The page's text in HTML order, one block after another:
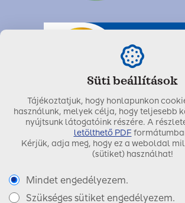
Utolsó módosítás dátuma:2026.
Süti beállítások
Tájékoztatjuk, hogy honlapunkon
használunk, melyek célja, hogy teljesebb
nyújtsunk látogatóink részére. A
letölthető PDF
Kérjük, adja meg, hogy ez a weboldal
(sütiket) használhat!
Mindet engedélyezem.
Szükséges sütiket engedélyezem.